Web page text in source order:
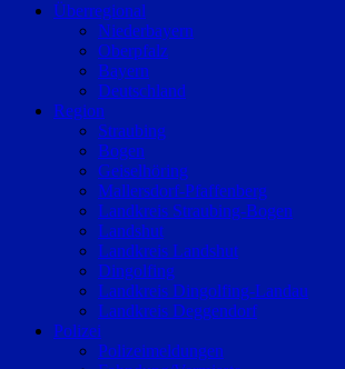
Überregional
Niederbayern
Oberpfalz
Bayern
Deutschland
Region
Straubing
Bogen
Geiselhöring
Mallersdorf-Pfaffenberg
Landkreis Straubing-Bogen
Landshut
Landkreis Landshut
Dingolfing
Landkreis Dingolfing-Landau
Landkreis Deggendorf
Polizei
Polizeimeldungen